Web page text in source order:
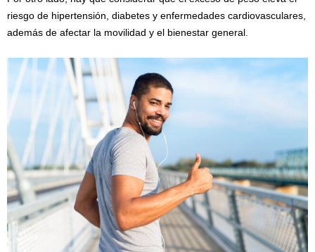
riesgo de hipertensión, diabetes y enfermedades cardiovasculares,
además de afectar la movilidad y el bienestar general.